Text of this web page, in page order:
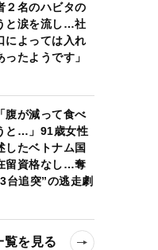
２名のハビタの
と涙を流し…社
によっては入れ
ったようです」
が減って食べ
と…」91歳女性
したベトナム国
留資格なし…奪
台追突”の逃走劇
覧を見る